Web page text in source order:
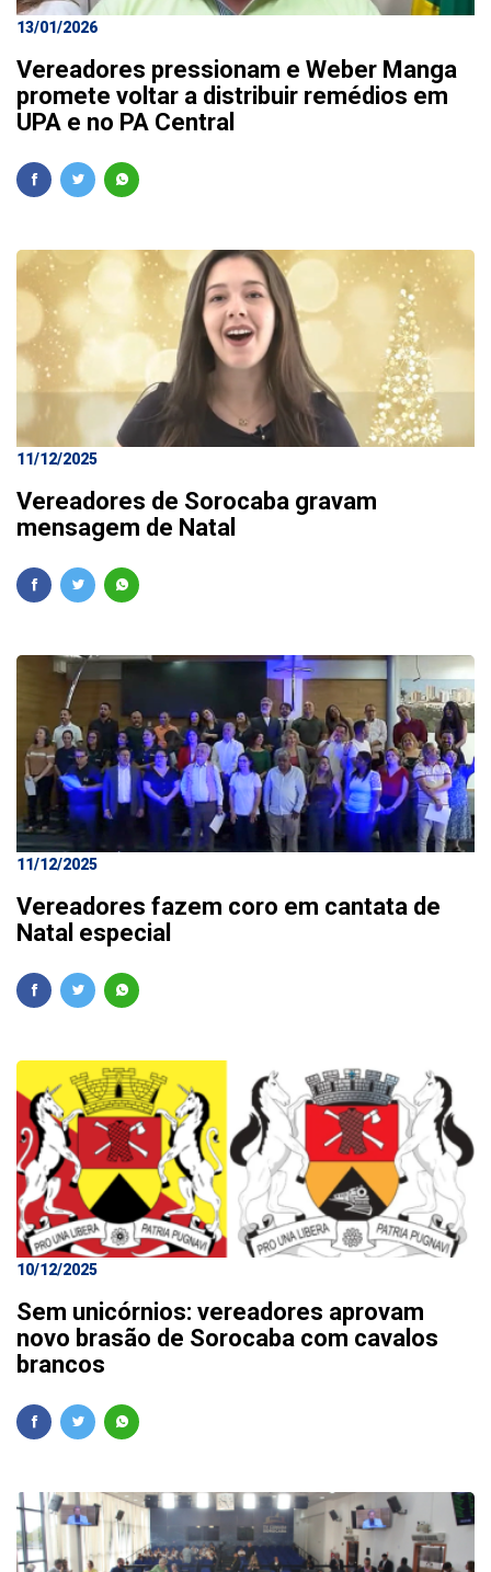
13/01/2026
Vereadores pressionam e Weber Manga
promete voltar a distribuir remédios em
UPA e no PA Central
11/12/2025
Vereadores de Sorocaba gravam
mensagem de Natal
11/12/2025
Vereadores fazem coro em cantata de
Natal especial
10/12/2025
Sem unicórnios: vereadores aprovam
novo brasão de Sorocaba com cavalos
brancos